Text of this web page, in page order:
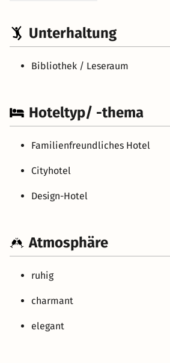
Unterhaltung
Bibliothek / Leseraum
Hoteltyp/ -thema
Familienfreundliches Hotel
Cityhotel
Design-Hotel
Atmosphäre
ruhig
charmant
elegant